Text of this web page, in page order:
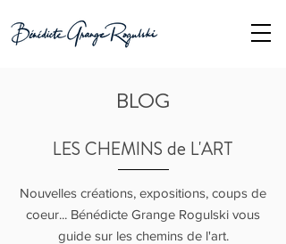
BLOG
LES CHEMINS de L'ART
Nouvelles créations, expositions, coups de
coeur... Bénédicte Grange Rogulski vous
guide sur les chemins de l'art.